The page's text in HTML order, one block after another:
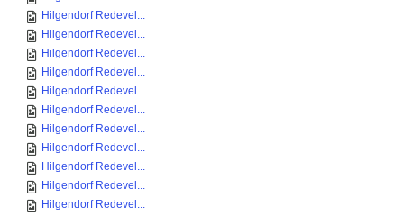
Hilgendorf Redevel...
Hilgendorf Redevel...
Hilgendorf Redevel...
Hilgendorf Redevel...
Hilgendorf Redevel...
Hilgendorf Redevel...
Hilgendorf Redevel...
Hilgendorf Redevel...
Hilgendorf Redevel...
Hilgendorf Redevel...
Hilgendorf Redevel...